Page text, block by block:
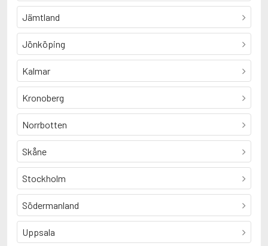
Jämtland
Jönköping
Kalmar
Kronoberg
Norrbotten
Skåne
Stockholm
Södermanland
Uppsala